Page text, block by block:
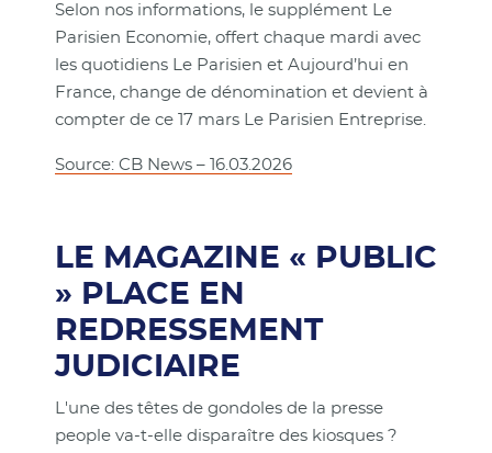
Selon nos informations, le supplément Le
Parisien Economie, offert chaque mardi avec
les quotidiens Le Parisien et Aujourd’hui en
France, change de dénomination et devient à
compter de ce 17 mars Le Parisien Entreprise.
Source: CB News – 16.03.2026
LE MAGAZINE « PUBLIC
» PLACE EN
REDRESSEMENT
JUDICIAIRE
L'une des têtes de gondoles de la presse
people va-t-elle disparaître des kiosques ?